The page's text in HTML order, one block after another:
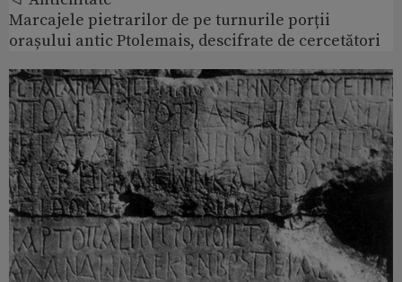
Marcajele pietrarilor de pe turnurile porții
orașului antic Ptolemais, descifrate de cercetători